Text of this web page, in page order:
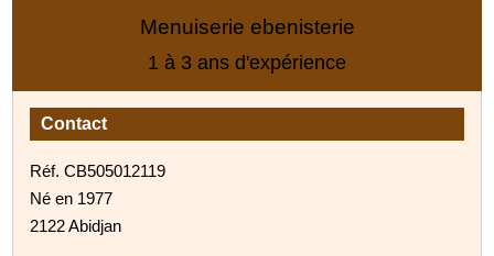
Menuiserie ebenisterie
1 à 3 ans d'expérience
Contact
Réf. CB505012119
Né en 1977
2122 Abidjan